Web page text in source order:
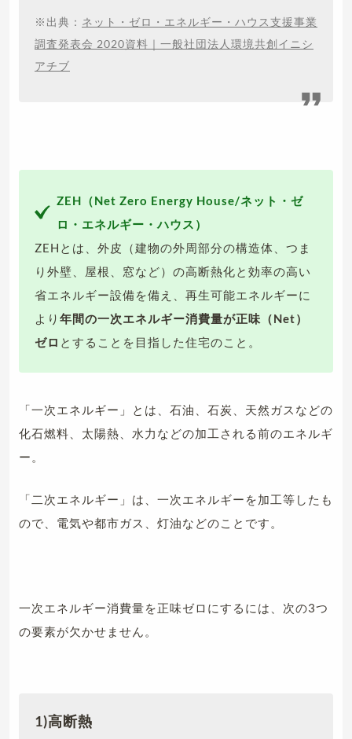
※出典： ネット・ゼロ・エネルギー・ハウス支援事業
調査発表会 2020資料｜一般社団法人環境共創イニシ
アチブ
ZEH（Net Zero Energy House/ネット・ゼ
ロ・エネルギー・ハウス）
ZEHとは、外皮（建物の外周部分の構造体、つま
り外壁、屋根、窓など）の高断熱化と効率の高い
省エネルギー設備を備え、再生可能エネルギーに
より 年間の一次エネルギー消費量が正味（Net）
ゼロ とすることを目指した住宅のこと。
「一次エネルギー」とは、石油、石炭、天然ガスなどの
化石燃料、太陽熱、水力などの加工される前のエネルギ
ー。
「二次エネルギー」は、一次エネルギーを加工等したも
ので、電気や都市ガス、灯油などのことです。
一次エネルギー消費量を正味ゼロにするには、次の3つ
の要素が欠かせません。
1)高断熱